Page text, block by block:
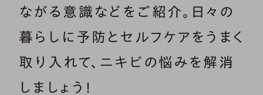
ながる意識などをご紹介。日々の
暮らしに予防とセルフケアをうまく
取り入れて、ニキビの悩みを解消
しましょう！